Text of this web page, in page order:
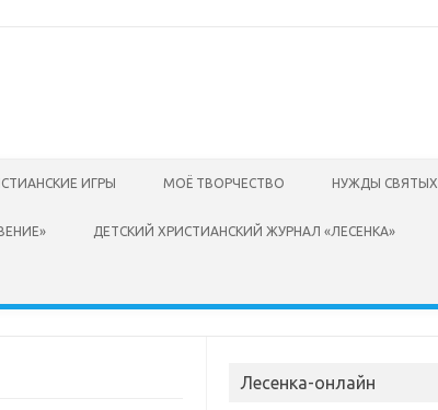
ИГРЫ МОЁ ТВОРЧЕСТВО НУЖДЫ СВЯТЫХ
ДЕТСКИЙ ХРИСТИАНСКИЙ ЖУРНАЛ «ЛЕСЕНКА»
Лесенка-онлайн